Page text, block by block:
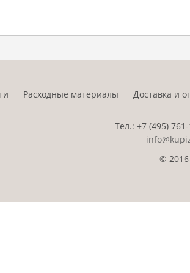
Расходные материалы Доставка и
Тел.: +7 (495)
©